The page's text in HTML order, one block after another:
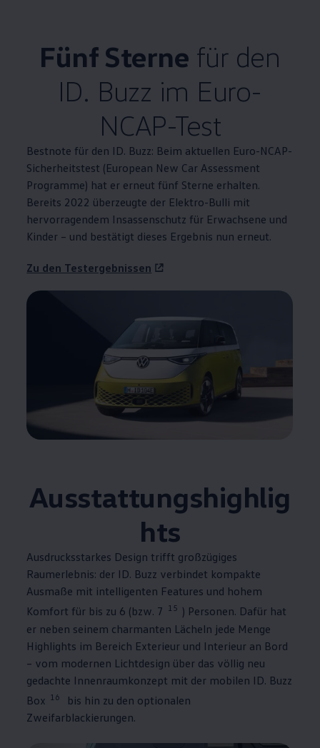
Fünf Sterne für den
ID. Buzz im Euro-
NCAP-Test
Bestnote für den ID. Buzz: Beim aktuellen Euro-NCAP-
Sicherheitstest (European New Car Assessment
Programme) hat er erneut fünf Sterne erhalten.
Bereits 2022 überzeugte der Elektro-Bulli mit
hervorragendem Insassenschutz für Erwachsene und
Kinder – und bestätigt dieses Ergebnis nun erneut.
Zu den Testergebnissen
Ausstattungshighlig
hts
Ausdrucksstarkes Design trifft großzügiges
Raumerlebnis: der ID. Buzz verbindet kompakte
Ausmaße mit intelligenten Features und hohem
Komfort für bis zu 6 (bzw. 7 15 ) Personen. Dafür hat
er neben seinem charmanten Lächeln jede Menge
Highlights im Bereich Exterieur und Interieur an Bord
– vom modernen Lichtdesign über das völlig neu
gedachte Innenraumkonzept mit der mobilen ID. Buzz
Box 16
bis hin zu den optionalen
Zweifarblackierungen.